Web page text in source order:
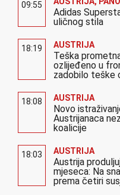
09:55
Adidas
uličnog stila
18:19 AUSTRIJA
Teška
ozlijeđeno u
zadobilo teške
18:08 AUSTRIJA
Novo
Austrijanaca
koalicije
18:03 AUSTRIJA
Austrija
mjeseca: Na
prema četiri